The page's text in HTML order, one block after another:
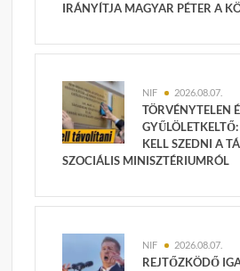
IRÁNYÍTJA MAGYAR PÉTER A
NIF 2026.08.07.
TÖRVÉNYTELEN
KELL SZEDNI A
SZOCIÁLIS MINISZTÉRIUMRÓL
NIF 2026.08.07.
REJTŐZKÖDŐ